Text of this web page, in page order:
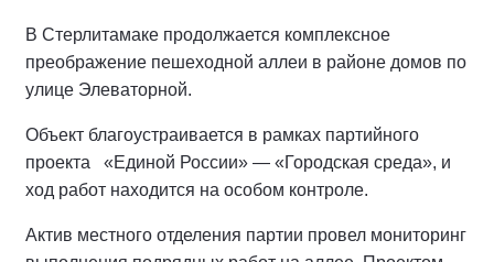
В Стерлитамаке продолжается комплексное
преображение пешеходной аллеи в районе домов по
улице Элеваторной.
Объект благоустраивается в рамках партийного
проекта «Единой России» — «Городская среда», и
ход работ находится на особом контроле.
Актив местного отделения партии провел мониторинг